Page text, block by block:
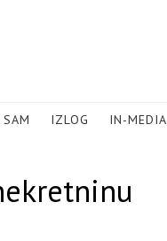
IZLOG IN-MEDIA